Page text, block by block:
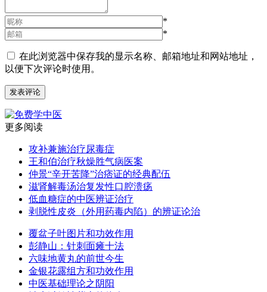
*
*
在此浏览器中保存我的显示名称、邮箱地址和网站地址，
以便下次评论时使用。
更多阅读
攻补兼施治疗尿毒症
王和伯治疗秋燥胜气病医案
仲景“辛开苦降”治痞证的经典配伍
滋肾解毒汤治复发性口腔溃疡
低血糖症的中医辨证治疗
剥脱性皮炎（外用药毒内陷）的辨证论治
覆盆子叶图片和功效作用
彭静山：针刺面瘫十法
六味地黄丸的前世今生
金银花露组方和功效作用
中医基础理论之阴阳